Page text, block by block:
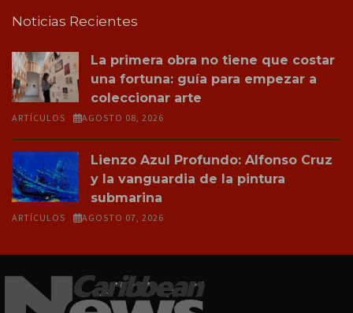
Noticias Recientes
La primera obra no tiene que costar
una fortuna: guía para empezar a
coleccionar arte
ARTÍCULOS AGOSTO 08, 2026
Lienzo Azul Profundo: Alfonso Cruz
y la vanguardia de la pintura
submarina
ARTÍCULOS AGOSTO 07, 2026